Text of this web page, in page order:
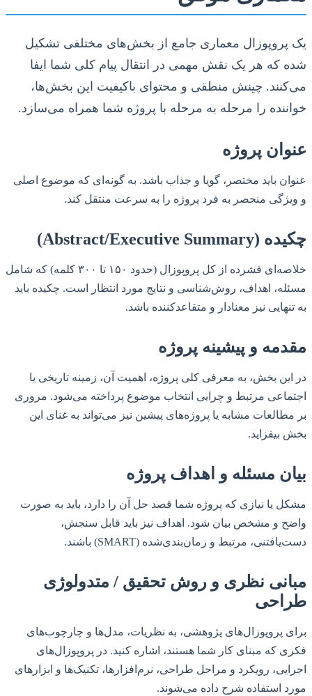
یک پروپوزال معماری جامع از بخش‌های مختلفی تشکیل
شده که هر یک نقش مهمی در انتقال پیام کلی شما ایفا
می‌کنند. چینش منطقی و محتوای باکیفیت این بخش‌ها،
خواننده را مرحله به مرحله با پروژه شما همراه می‌سازد.
عنوان پروژه
عنوان باید مختصر، گویا و جذاب باشد. به گونه‌ای که موضوع اصلی
و ویژگی منحصر به فرد پروژه را به سرعت منتقل کند.
چکیده (Abstract/Executive Summary)
خلاصه‌ای فشرده از کل پروپوزال (حدود ۱۵۰ تا ۳۰۰ کلمه) که شامل
مسئله، اهداف، روش‌شناسی و نتایج مورد انتظار است. چکیده باید
به تنهایی نیز معنادار و متقاعدکننده باشد.
مقدمه و پیشینه پروژه
در این بخش، به معرفی کلی پروژه، اهمیت آن، زمینه تاریخی یا
اجتماعی مرتبط و چرایی انتخاب موضوع پرداخته می‌شود. مروری
بر مطالعات مشابه یا پروژه‌های پیشین نیز می‌تواند به غنای این
بخش بیفزاید.
بیان مسئله و اهداف پروژه
مشکل یا نیازی که پروژه شما قصد حل آن را دارد، باید به صورت
واضح و مشخص بیان شود. اهداف نیز باید قابل سنجش،
دست‌یافتنی، مرتبط و زمان‌بند‌ی‌شده (SMART) باشند.
مبانی نظری و روش تحقیق / متدولوژی
طراحی
برای پروپوزال‌های پژوهشی، به نظریات، مدل‌ها و چارچوب‌های
فکری که مبنای کار شما هستند، اشاره کنید. در پروپوزال‌های
اجرایی، رویکرد و مراحل طراحی، نرم‌افزارها، تکنیک‌ها و ابزارهای
مورد استفاده شرح داده می‌شوند.